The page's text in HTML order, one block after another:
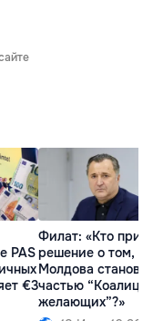
PAS
€3
Филат: «Кто
решение о том,
Молдова
частью
желающих”?»